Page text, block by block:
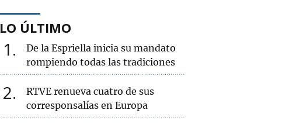
LO ÚLTIMO
1
De la Espriella inicia su mandato
rompiendo todas las tradiciones
2
RTVE renueva cuatro de sus
corresponsalías en Europa